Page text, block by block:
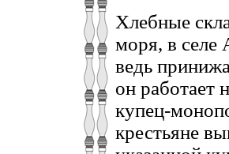
Хлебные
моря, в селе
ведь
он работает
купец-
крестьяне